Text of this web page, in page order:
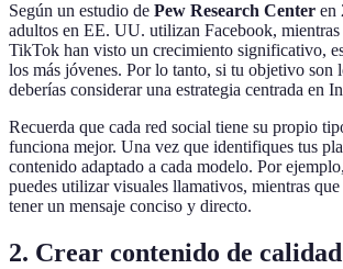
Según un estudio de Pew Research Center en
adultos en EE. UU. utilizan Facebook,
TikTok han visto un crecimiento significativo,
los más jóvenes. Por lo tanto, si tu objetivo son
deberías considerar una estrategia centrada en
Recuerda que cada red social tiene su propio
funciona mejor. Una vez que identifiques tus
contenido adaptado a cada modelo. Por
puedes utilizar visuales llamativos, mientras
tener un mensaje conciso y directo.
2. Crear contenido de